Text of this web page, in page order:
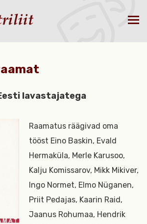
lavastajatega
Raamatus räägivad oma
tööst Eino Baskin, Evald
Hermaküla, Merle Karusoo,
Kalju Komissarov, Mikk Mikiver,
Ingo Normet, Elmo Nüganen,
Priit Pedajas, Kaarin Raid,
Jaanus Rohumaa, Hendrik